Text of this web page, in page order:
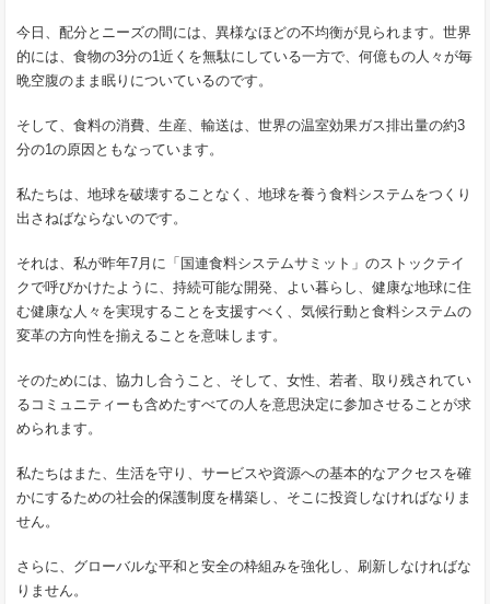
今日、配分とニーズの間には、異様なほどの不均衡が見られます。世界
的には、食物の3分の1近くを無駄にしている一方で、何億もの人々が毎
晩空腹のまま眠りについているのです。
そして、食料の消費、生産、輸送は、世界の温室効果ガス排出量の約3
分の1の原因ともなっています。
私たちは、地球を破壊することなく、地球を養う食料システムをつくり
出さねばならないのです。
それは、私が昨年7月に「国連食料システムサミット」のストックテイ
クで呼びかけたように、持続可能な開発、よい暮らし、健康な地球に住
む健康な人々を実現することを支援すべく、気候行動と食料システムの
変革の方向性を揃えることを意味します。
そのためには、協力し合うこと、そして、女性、若者、取り残されてい
るコミュニティーも含めたすべての人を意思決定に参加させることが求
められます。
私たちはまた、生活を守り、サービスや資源への基本的なアクセスを確
かにするための社会的保護制度を構築し、そこに投資しなければなりま
せん。
さらに、グローバルな平和と安全の枠組みを強化し、刷新しなければな
りません。